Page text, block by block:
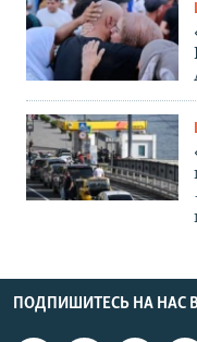
ПОДПИШИТЕСЬ НА НАС